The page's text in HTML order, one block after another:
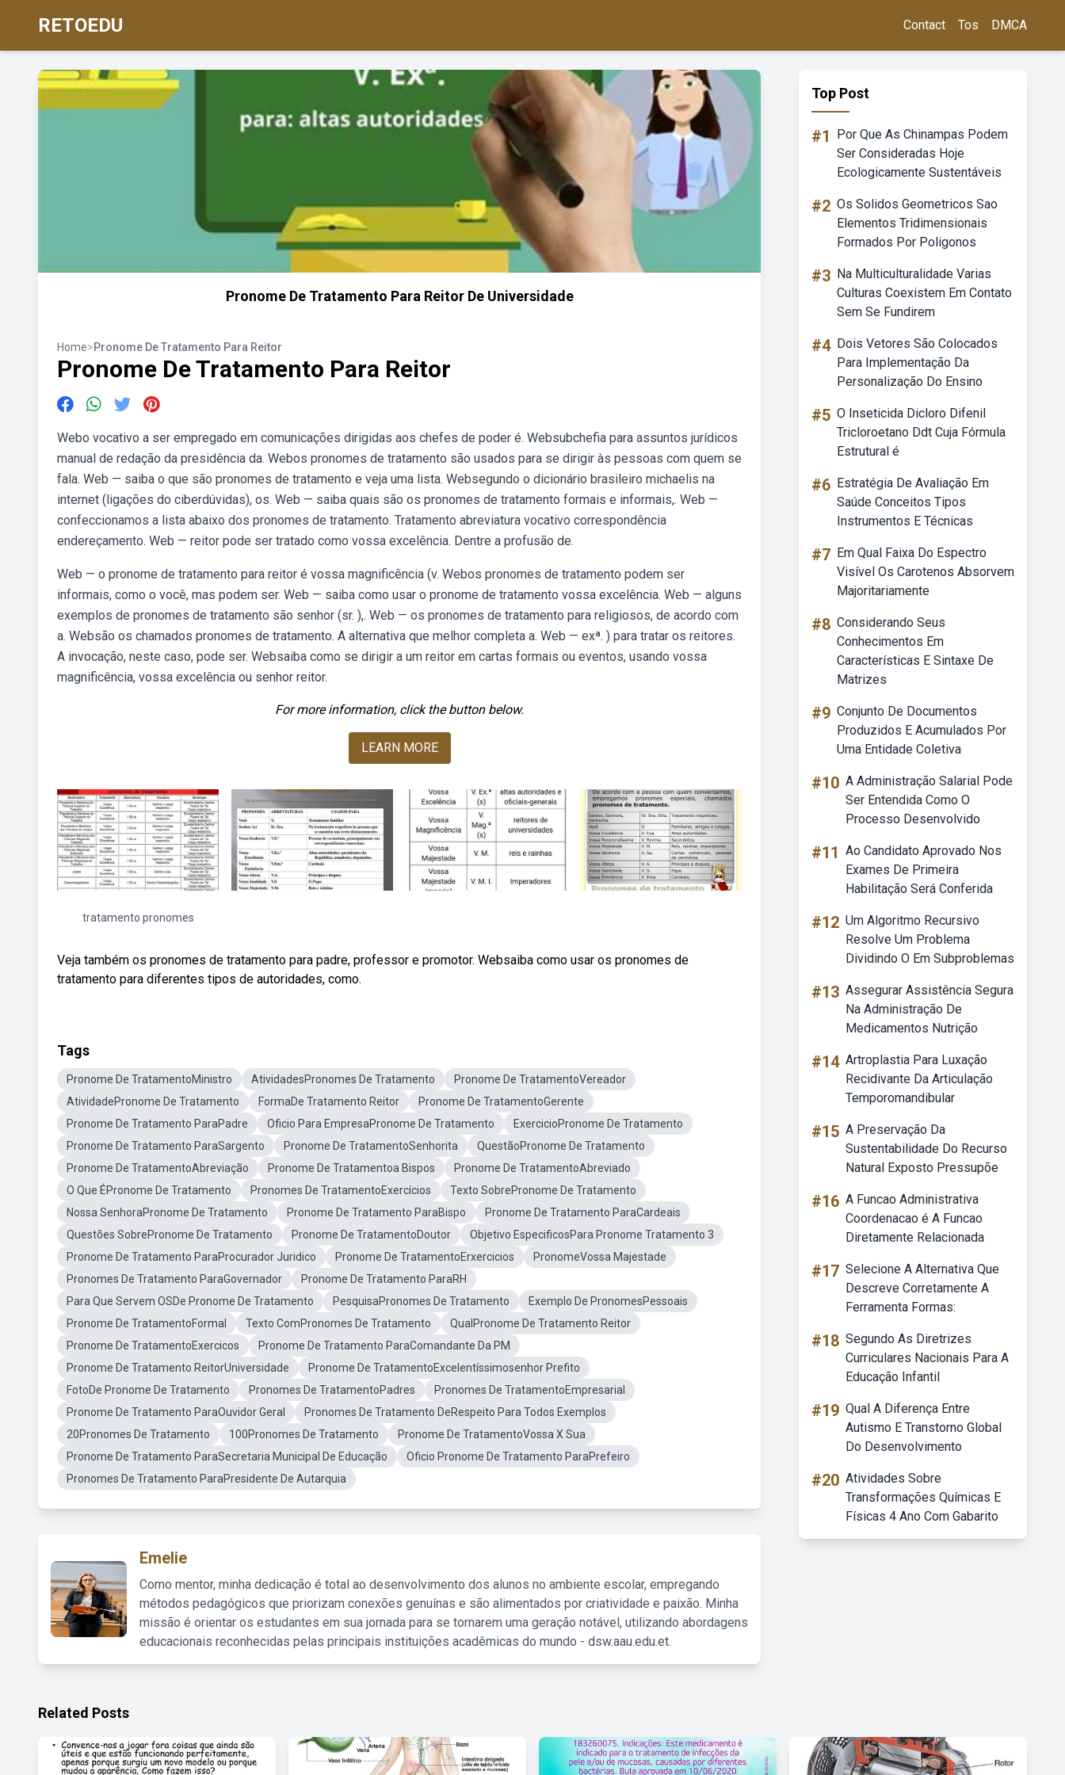
RETOEDU Contact Tos DMCA
Pronome De Tratamento Para Reitor De Universidade
Home>Pronome De Tratamento Para Reitor
Pronome De Tratamento Para Reitor
Webo vocativo a ser empregado em comunicações dirigidas aos chefes de poder é. Websubchefia para assuntos jurídicos
manual de redação da presidência da. Webos pronomes de tratamento são usados para se dirigir às pessoas com quem se
fala. Web — saiba o que são pronomes de tratamento e veja uma lista. Websegundo o dicionário brasileiro michaelis na
internet (ligações do ciberdúvidas), os. Web — saiba quais são os pronomes de tratamento formais e informais,. Web —
confeccionamos a lista abaixo dos pronomes de tratamento. Tratamento abreviatura vocativo correspondência
endereçamento. Web — reitor pode ser tratado como vossa excelência. Dentre a profusão de.
Web — o pronome de tratamento para reitor é vossa magnificência (v. Webos pronomes de tratamento podem ser
informais, como o você, mas podem ser. Web — saiba como usar o pronome de tratamento vossa excelência. Web — alguns
exemplos de pronomes de tratamento são senhor (sr. ),. Web — os pronomes de tratamento para religiosos, de acordo com
a. Websão os chamados pronomes de tratamento. A alternativa que melhor completa a. Web — exª. ) para tratar os reitores.
A invocação, neste caso, pode ser. Websaiba como se dirigir a um reitor em cartas formais ou eventos, usando vossa
magnificência, vossa excelência ou senhor reitor.
For more information, click the button below.
LEARN MORE
tratamento pronomes
Veja também os pronomes de tratamento para padre, professor e promotor. Websaiba como usar os pronomes de
tratamento para diferentes tipos de autoridades, como.
Tags
Pronome De TratamentoMinistro AtividadesPronomes De Tratamento
Pronome De TratamentoVereador
AtividadePronome De Tratamento
FormaDe Tratamento Reitor
Pronome De TratamentoGerente
Pronome De Tratamento ParaPadre
Oficio Para EmpresaPronome De Tratamento
ExercicioPronome De Tratamento
Pronome De Tratamento ParaSargento
Pronome De TratamentoSenhorita
QuestãoPronome De Tratamento
Pronome De TratamentoAbreviação
Pronome De Tratamentoa Bispos
Pronome De TratamentoAbreviado
O Que ÉPronome De Tratamento
Pronomes De TratamentoExercícios
Texto SobrePronome De Tratamento
Nossa SenhoraPronome De Tratamento
Pronome De Tratamento ParaBispo
Pronome De Tratamento ParaCardeais
Questões SobrePronome De Tratamento
Pronome De TratamentoDoutor
Objetivo EspecificosPara Pronome Tratamento 3
Pronome De Tratamento ParaProcurador Juridico
Pronome De TratamentoErxercicios
PronomeVossa Majestade
Pronomes De Tratamento ParaGovernador
Pronome De Tratamento ParaRH
Para Que Servem OSDe Pronome De Tratamento
PesquisaPronomes De Tratamento
Exemplo De PronomesPessoais
Pronome De TratamentoFormal
Texto ComPronomes De Tratamento
QualPronome De Tratamento Reitor
Pronome De TratamentoExercicos
Pronome De Tratamento ParaComandante Da PM
Pronome De Tratamento ReitorUniversidade
Pronome De TratamentoExcelentíssimosenhor Prefito
FotoDe Pronome De Tratamento
Pronomes De TratamentoPadres
Pronomes De TratamentoEmpresarial
Pronome De Tratamento ParaOuvidor Geral
Pronomes De Tratamento DeRespeito Para Todos Exemplos
20Pronomes De Tratamento
100Pronomes De Tratamento
Pronome De TratamentoVossa X Sua
Pronome De Tratamento ParaSecretaria Municipal De Educação
Oficio Pronome De Tratamento ParaPrefeiro
Pronomes De Tratamento ParaPresidente De Autarquia
Emelie
Como mentor, minha dedicação é total ao desenvolvimento dos alunos no ambiente escolar, empregando
métodos pedagógicos que priorizam conexões genuínas e são alimentados por criatividade e paixão. Minha
missão é orientar os estudantes em sua jornada para se tornarem uma geração notável, utilizando abordagens
educacionais reconhecidas pelas principais instituições acadêmicas do mundo - dsw.aau.edu.et.
Top Post
#1
Por Que As Chinampas Podem
Ser Consideradas Hoje
Ecologicamente Sustentáveis
#2 Os Solidos Geometricos Sao
Elementos Tridimensionais
Formados Por Poligonos
#3 Na Multiculturalidade Varias
Culturas Coexistem Em Contato
Sem Se Fundirem
#4 Dois Vetores São Colocados
Para Implementação Da
Personalização Do Ensino
#5 O Inseticida Dicloro Difenil
Tricloroetano Ddt Cuja Fórmula
Estrutural é
#6 Estratégia De Avaliação Em
Saúde Conceitos Tipos
Instrumentos E Técnicas
#7 Em Qual Faixa Do Espectro
Visível Os Carotenos Absorvem
Majoritariamente
#8 Considerando Seus
Conhecimentos Em
Características E Sintaxe De
Matrizes
#9 Conjunto De Documentos
Produzidos E Acumulados Por
Uma Entidade Coletiva
#10 A Administração Salarial Pode
Ser Entendida Como O
Processo Desenvolvido
#11 Ao Candidato Aprovado Nos
Exames De Primeira
Habilitação Será Conferida
#12 Um Algoritmo Recursivo
Resolve Um Problema
Dividindo O Em Subproblemas
#13 Assegurar Assistência Segura
Na Administração De
Medicamentos Nutrição
#14 Artroplastia Para Luxação
Recidivante Da Articulação
Temporomandibular
#15 A Preservação Da
Sustentabilidade Do Recurso
Natural Exposto Pressupõe
#16 A Funcao Administrativa
Coordenacao é A Funcao
Diretamente Relacionada
#17 Selecione A Alternativa Que
Descreve Corretamente A
Ferramenta Formas:
#18 Segundo As Diretrizes
Curriculares Nacionais Para A
Educação Infantil
#19 Qual A Diferença Entre
Autismo E Transtorno Global
Do Desenvolvimento
#20 Atividades Sobre
Transformações Químicas E
Físicas 4 Ano Com Gabarito
Related Posts